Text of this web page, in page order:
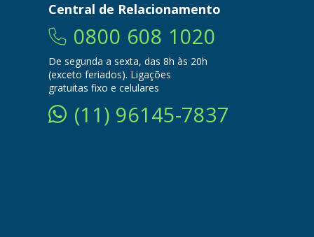
Central de Relacionamento
0800 608 1020
De segunda a sexta, das 8h às 20h
(exceto feriados). Ligações
gratuitas fixo e celulares
(11) 96145-7837